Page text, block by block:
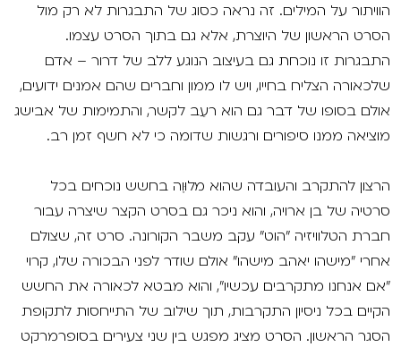
הוויתור על המילים. זה נראה כסוג של התבגרות לא רק מול
הסרט הראשון של היוצרת, אלא גם בתוך הסרט עצמו.
התבגרות זו נוכחת גם בעיצוב הנוגע ללב של דרור – אדם
שלכאורה הצליח בחייו, ויש לו ממון וחברים שהם אמנים ידועים,
אולם בסופו של דבר גם הוא רעֵב לקשר, והתמימות של אבישג
מוציאה ממנו סיפורים ורגשות שדומה כי לא חשף זמן רב.
הרצון להתקרב והעובדה שהוא מלוּוֶה בחשש נוכחים בכל
סרטיה של בן ארויה, והוא ניכר גם בסרט הקצר שיצרה עבור
חברת הטלוויזיה "הוט" עקב משבר הקורונה. סרט זה, שצולם
אחרי "מישהו יאהב מישהו" אולם שודר לפני הבכורה שלו, קרוי
"אם אנחנו מתקרבים עכשיו", והוא מבטא לכאורה את החשש
הקיים בכל ניסיון התקרבות, תוך שילוב של התייחסות לתקופת
הסגר הראשון. הסרט מציג מפגש בין שני צעירים בסופרמרקט